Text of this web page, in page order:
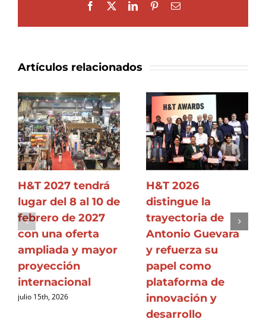
Facebook LinkedInPinterestCorreo
Artículos relacionados
H&T 2027 tendrá
lugar del 8 al 10 de
febrero de 2027
con una oferta
ampliada y mayor
proyección
internacional
julio 15th, 2026
H&T 2026
distingue la
trayectoria de
Antonio Guevara
y refuerza su
papel como
plataforma de
innovación y
desarrollo